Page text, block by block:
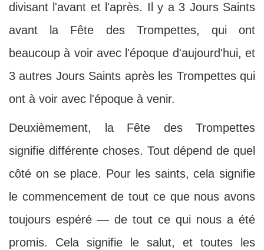
divisant l'avant et l'après. Il y a 3 Jours Saints
avant la Fête des Trompettes, qui ont
beaucoup à voir avec l'époque d'aujourd'hui, et
3 autres Jours Saints après les Trompettes qui
ont à voir avec l'époque à venir.
Deuxièmement, la Fête des Trompettes
signifie différente choses. Tout dépend de quel
côté on se place. Pour les saints, cela signifie
le commencement de tout ce que nous avons
toujours espéré — de tout ce qui nous a été
promis. Cela signifie le salut, et toutes les